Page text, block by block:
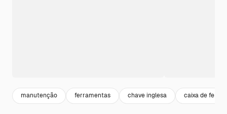
manutenção ferramentas chave inglesa caixa de